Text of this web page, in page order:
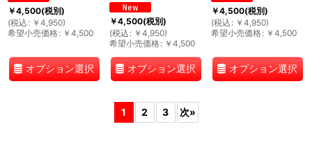
￥4,500(税別)
(税込 : ￥ 4,950)
希望小売価格: ￥ 4,500
オプション選択
￥4,500(税別)
(税込 : ￥ 4,950)
希望小売価格: ￥ 4,500
オプション選択
￥4,500(税別)
(税込 : ￥ 4,950)
希望小売価格: ￥ 4,500
オプション選択
1 2 3 次»